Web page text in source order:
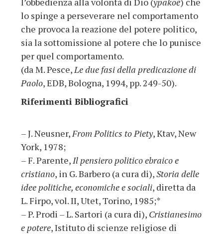
lo spinge a perseverare nel comportamento
che provoca la reazione del potere politico,
sia la sottomissione al potere che lo punisce
per quel comportamento.
(da M. Pesce,Le due fasi della predicazione di
Paolo, EDB, Bologna, 1994, pp. 249-50).
Riferimenti Bibliografici
– J. Neusner,From Politics to Piety, Ktav, New
York, 1978;
– F. Parente,Il pensiero politico ebraico e
cristiano, in G. Barbero (a cura di),Storia delle
idee politiche, economiche e sociali, diretta da
L. Firpo, vol. II, Utet, Torino, 1985;*
– P. Prodi – L. Sartori (a cura di), Cristianesimo
e potere, Istituto di scienze religiose di